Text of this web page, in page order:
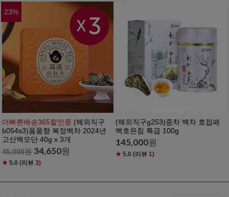
23%
더빠른배송365할인중 (해외직구
b054s3)품품향 복정백차 2024년
고산백모단 40g x 3개
45,000원 34,650원
★ 5.0 (리뷰 3)
(해외직구g253)중차 백차 호접패
백호은침 특급 100g
145,000원
★ 5.0 (리뷰 1)